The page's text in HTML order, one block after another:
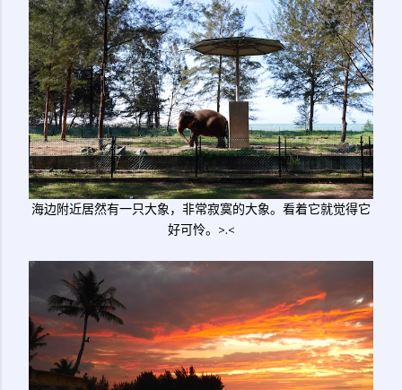
海边附近居然有一只大象，非常寂寞的大象。看着它就觉得它
好可怜。>.<